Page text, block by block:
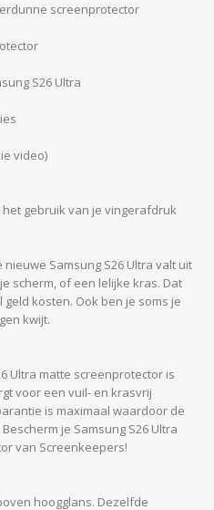
screenprotector
S26 Ultra
video)
het gebruik van je vingerafdruk
Samsung S26 Ultra valt uit
scherm, of een lelijke kras. Dat
kosten. Ook ben je soms je
kwijt.
Ultra matte screenprotector is
voor een vuil- en krasvrij
is maximaal waardoor de
je Samsung S26 Ultra
van Screenkeepers!
hoogglans. Dezelfde